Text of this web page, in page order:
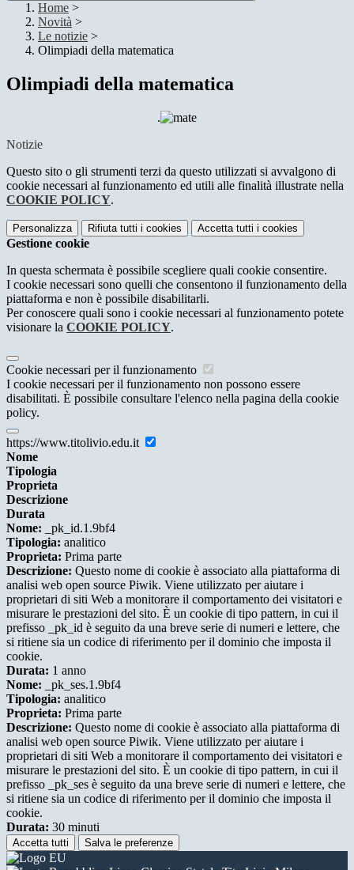
Home >
Novità >
Le notizie >
Olimpiadi della matematica
Olimpiadi della matematica
.
Notizie
Questo sito o gli strumenti terzi da questo utilizzati si avvalgono di
cookie necessari al funzionamento ed utili alle finalità illustrate nella
COOKIE POLICY.
Personalizza Rifiuta tutti i cookies Accetta tutti i cookies
Gestione cookie
In questa schermata è possibile scegliere quali cookie consentire.
I cookie necessari sono quelli che consentono il funzionamento della
piattaforma e non è possibile disabilitarli.
Per conoscere quali sono i cookie necessari al funzionamento potete
visionare la COOKIE POLICY.
Cookie necessari per il funzionamento
I cookie necessari per il funzionamento non possono essere
disabilitati. È possibile consultare l'elenco nella pagina della cookie
policy.
https://www.titolivio.edu.it
Nome
Tipologia
Proprieta
Descrizione
Durata
Nome: _pk_id.1.9bf4
Tipologia: analitico
Proprieta: Prima parte
Descrizione: Questo nome di cookie è associato alla piattaforma di
analisi web open source Piwik. Viene utilizzato per aiutare i
proprietari di siti Web a monitorare il comportamento dei visitatori e
misurare le prestazioni del sito. È un cookie di tipo pattern, in cui il
prefisso _pk_id è seguito da una breve serie di numeri e lettere, che
si ritiene sia un codice di riferimento per il dominio che imposta il
cookie.
Durata: 1 anno
Nome: _pk_ses.1.9bf4
Tipologia: analitico
Proprieta: Prima parte
Descrizione: Questo nome di cookie è associato alla piattaforma di
analisi web open source Piwik. Viene utilizzato per aiutare i
proprietari di siti Web a monitorare il comportamento dei visitatori e
misurare le prestazioni del sito. È un cookie di tipo pattern, in cui il
prefisso _pk_ses è seguito da una breve serie di numeri e lettere, che
si ritiene sia un codice di riferimento per il dominio che imposta il
cookie.
Durata: 30 minuti
Accetta tutti Salva le preferenze